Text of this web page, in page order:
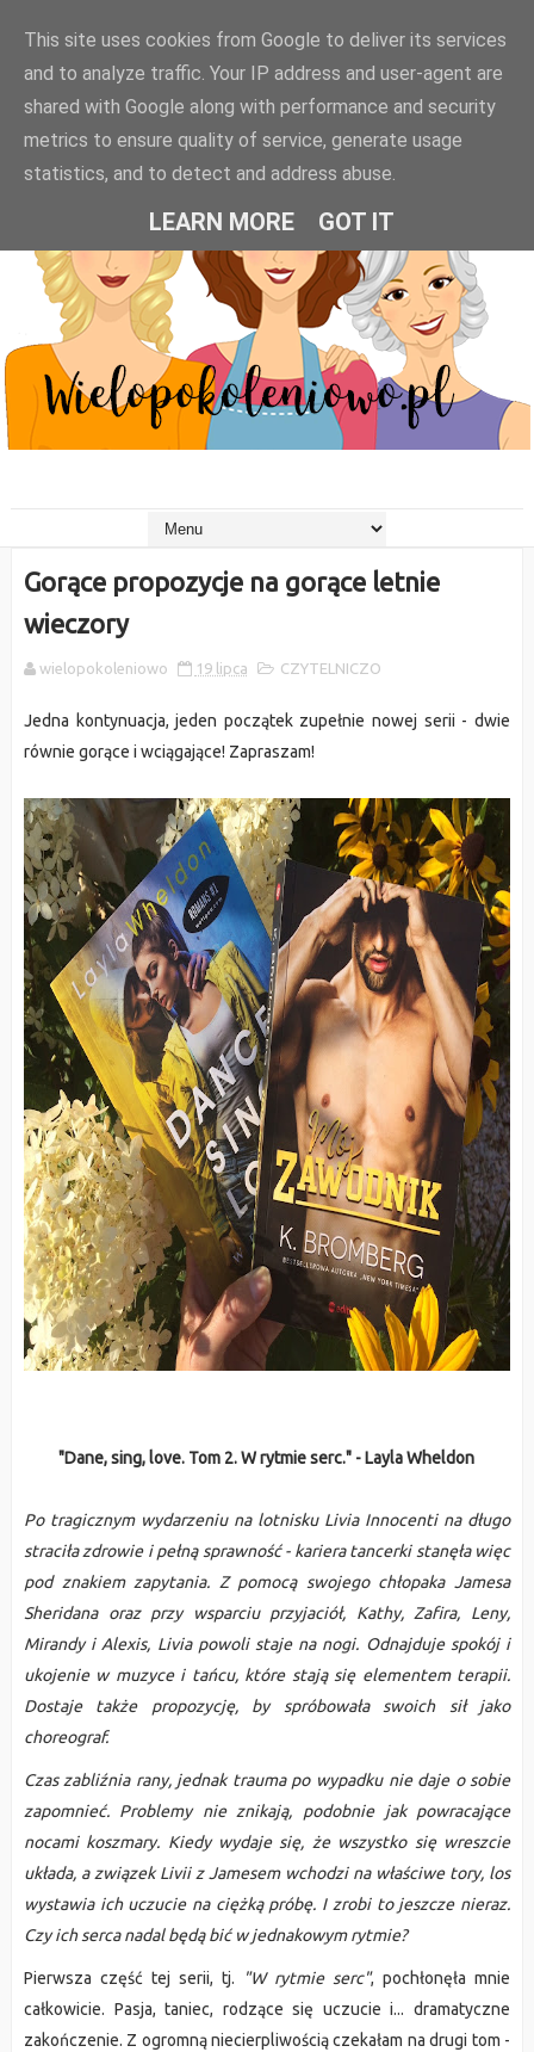
Gorące propozycje na gorące letnie
wieczory
wielopokoleniowo 19 lipca CZYTELNICZO
Jedna kontynuacja, jeden początek zupełnie nowej serii - dwie
równie gorące i wciągające! Zapraszam!
"Dane, sing, love. Tom 2. W rytmie serc." - Layla Wheldon
Po tragicznym wydarzeniu na lotnisku Livia Innocenti na długo
straciła zdrowie i pełną sprawność - kariera tancerki stanęła więc
pod znakiem zapytania. Z pomocą swojego chłopaka Jamesa
Sheridana oraz przy wsparciu przyjaciół, Kathy, Zafira, Leny,
Mirandy i Alexis, Livia powoli staje na nogi. Odnajduje spokój i
ukojenie w muzyce i tańcu, które stają się elementem terapii.
Dostaje także propozycję, by spróbowała swoich sił jako
choreograf.
Czas zabliźnia rany, jednak trauma po wypadku nie daje o sobie
zapomnieć. Problemy nie znikają, podobnie jak powracające
nocami koszmary. Kiedy wydaje się, że wszystko się wreszcie
układa, a związek Livii z Jamesem wchodzi na właściwe tory, los
wystawia ich uczucie na ciężką próbę. I zrobi to jeszcze nieraz.
Czy ich serca nadal będą bić w jednakowym rytmie?
Pierwsza część tej serii, tj. "W rytmie serc", pochłonęła mnie
całkowicie. Pasja, taniec, rodzące się uczucie i... dramatyczne
zakończenie. Z ogromną niecierpliwością czekałam na drugi tom -
This site uses cookies from Google to deliver its services
and to analyze traffic. Your IP address and user-agent are
shared with Google along with performance and security
metrics to ensure quality of service, generate usage
statistics, and to detect and address abuse.
LEARN MORE GOT IT